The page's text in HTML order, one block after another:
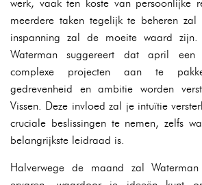
werk, vaak ten koste van persoonlijke
meerdere taken tegelijk te beheren
inspanning zal de moeite waard
Waterman suggereert dat april
complexe projecten aan te
gedrevenheid en ambitie worden
Vissen. Deze invloed zal je intuïtie
cruciale beslissingen te nemen, zelfs
belangrijkste leidraad is.
Halverwege de maand zal